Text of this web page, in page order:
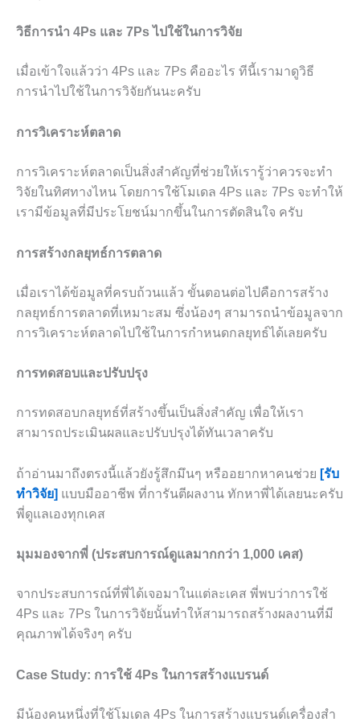
วิธีการนำ 4Ps และ 7Ps ไปใช้ในการวิจัย
เมื่อเข้าใจแล้วว่า 4Ps และ 7Ps คืออะไร ทีนี้เรามาดูวิธี
การนำไปใช้ในการวิจัยกันนะครับ
การวิเคราะห์ตลาด
การวิเคราะห์ตลาดเป็นสิ่งสำคัญที่ช่วยให้เรารู้ว่าควรจะทำ
วิจัยในทิศทางไหน โดยการใช้โมเดล 4Ps และ 7Ps จะทำให้
เรามีข้อมูลที่มีประโยชน์มากขึ้นในการตัดสินใจ ครับ
การสร้างกลยุทธ์การตลาด
เมื่อเราได้ข้อมูลที่ครบถ้วนแล้ว ขั้นตอนต่อไปคือการสร้าง
กลยุทธ์การตลาดที่เหมาะสม ซึ่งน้องๆ สามารถนำข้อมูลจาก
การวิเคราะห์ตลาดไปใช้ในการกำหนดกลยุทธ์ได้เลยครับ
การทดสอบและปรับปรุง
การทดสอบกลยุทธ์ที่สร้างขึ้นเป็นสิ่งสำคัญ เพื่อให้เรา
สามารถประเมินผลและปรับปรุงได้ทันเวลาครับ
ถ้าอ่านมาถึงตรงนี้แล้วยังรู้สึกมึนๆ หรืออยากหาคนช่วย [รับ
ทำวิจัย] แบบมืออาชีพ ที่การันตีผลงาน ทักหาพี่ได้เลยนะครับ
พี่ดูแลเองทุกเคส
มุมมองจากพี่ (ประสบการณ์ดูแลมากกว่า 1,000 เคส)
จากประสบการณ์ที่พี่ได้เจอมาในแต่ละเคส พี่พบว่าการใช้
4Ps และ 7Ps ในการวิจัยนั้นทำให้สามารถสร้างผลงานที่มี
คุณภาพได้จริงๆ ครับ
Case Study: การใช้ 4Ps ในการสร้างแบรนด์
มีน้องคนหนึ่งที่ใช้โมเดล 4Ps ในการสร้างแบรนด์เครื่องสำ